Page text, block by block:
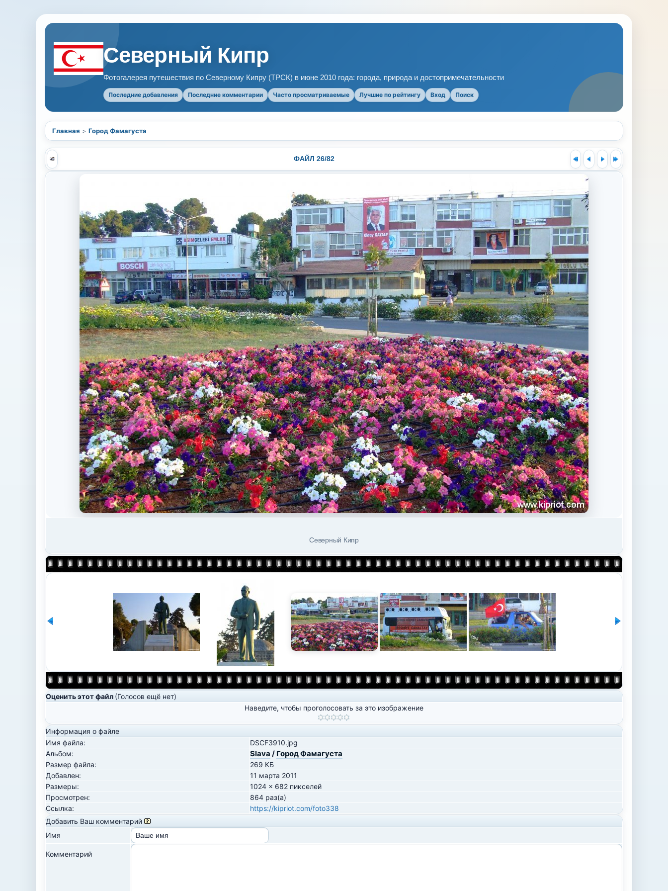
Северный Кипр
Фотогалерея путешествия по Северному Кипру (ТРСК) в июне 2010 года: города, природа и достопримечательности
Последние добавления Последние комментарии Часто просматриваемые Лучшие по рейтингу Вход Поиск
Главная > Город Фамагуста
ФАЙЛ 26/82
Северный Кипр
Оценить этот файл (Голосов ещё нет)
Наведите, чтобы проголосовать за это изображение
Информация о файле
Имя файла:
DSCF3910.jpg
Альбом:
Slava / Город Фамагуста
Размер файла:
269 КБ
Добавлен:
11 марта 2011
Размеры:
1024 x 682 пикселей
Просмотрен:
864 раз(а)
Ссылка:
https://kipriot.com/foto338
Добавить Ваш комментарий
Имя
Комментарий